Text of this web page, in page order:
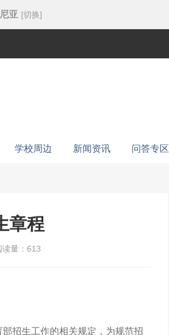
亚 [切换]
学校周边 新闻资讯 问答专区
章程
读量：613
招生工作的相关规定，为规范招